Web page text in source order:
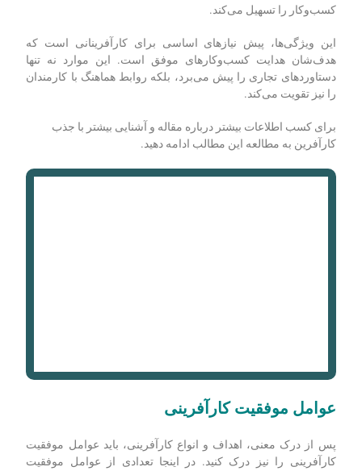
کسب‌وکار را تسهیل می‌کند.
این ویژگی‌ها، پیش نیازهای اساسی برای کارآفرینانی است که
هدف‌شان هدایت کسب‌وکارهای موفق است. این موارد نه تنها
دستاوردهای تجاری را پیش می‌برد، بلکه روابط هماهنگ با کارمندان
را نیز تقویت می‌کند.
برای کسب اطلاعات بیشتر درباره مقاله و آشنایی بیشتر با جذب
کارآفرین به مطالعه این مطالب ادامه دهید.
عوامل موفقیت کارآفرینی
پس از درک معنی، اهداف و انواع کارآفرینی، باید عوامل موفقیت
کارآفرینی را نیز درک کنید. در اینجا تعدادی از عوامل موفقیت